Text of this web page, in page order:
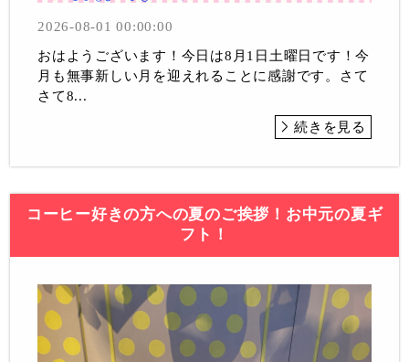
2026-08-01 00:00:00
おはようございます！今日は8月1日土曜日です！今
月も無事新しい月を迎えれることに感謝です。さて
さて8...
続きを見る
コーヒー好きの方への夏のご挨拶！お中元の夏ギ
フト！